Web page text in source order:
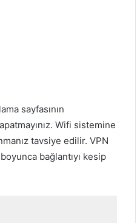
sayfasının
Wifi sistemine
tavsiye edilir. VPN
bağlantıyı kesip